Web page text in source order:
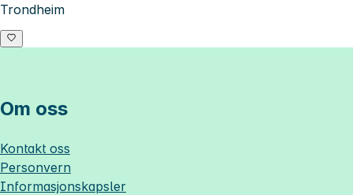
Trondheim
Om oss
Kontakt oss
Personvern
Informasjonskapsler